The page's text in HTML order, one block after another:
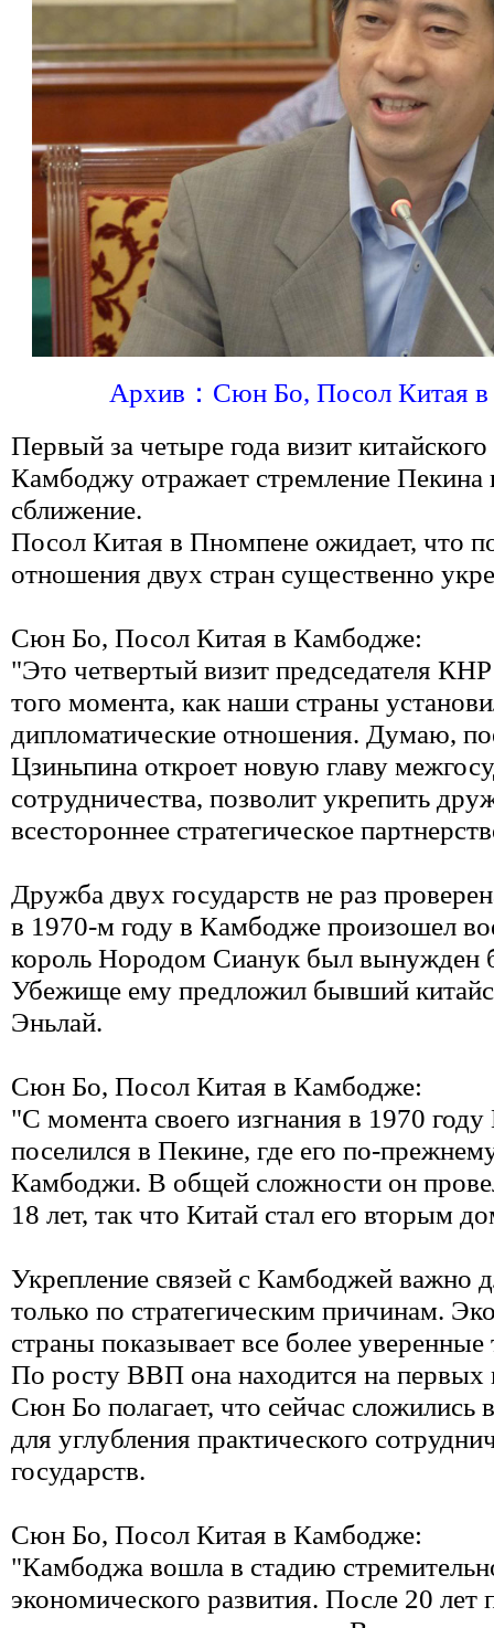
Архив：Сюн Бо, Посол Китая
Первый за четыре года визит
Камбоджу отражает стремление Пекина
сближение.
Посол Китая в Пномпене ожидает, что
отношения двух стран существенно
Сюн Бо, Посол Китая в Камбодже:
"Это четвертый визит председателя
того момента, как наши страны
дипломатические отношения. Думаю,
Цзиньпина откроет новую главу
сотрудничества, позволит укрепить
всестороннее стратегическое
Дружба двух государств не раз
в 1970-м году в Камбодже произошел
король Нородом Сианук был вынужден
Убежище ему предложил бывший
Эньлай.
Сюн Бо, Посол Китая в Камбодже:
"С момента своего изгнания в 1970
поселился в Пекине, где его по-
Камбоджи. В общей сложности он
18 лет, так что Китай стал его вторым
Укрепление связей с Камбоджей важно
только по стратегическим причинам.
страны показывает все более
По росту ВВП она находится на первых
Сюн Бо полагает, что сейчас сложились
для углубления практического
государств.
Сюн Бо, Посол Китая в Камбодже:
"Камбоджа вошла в стадию
экономического развития. После 20 лет